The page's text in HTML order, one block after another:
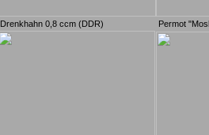
Drenkhahn 0,8 ccm (DDR) Permot